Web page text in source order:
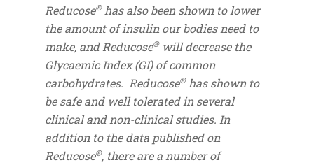
Reducose®has also been shown to lower
the amount of insulin our bodies need to
make, and Reducose®will decrease the
Glycaemic Index (GI) of common
carbohydrates. Reducose®has shown to
be safe and well tolerated in several
clinical and non-clinical studies. In
addition to the data published on
Reducose®, there are a number of